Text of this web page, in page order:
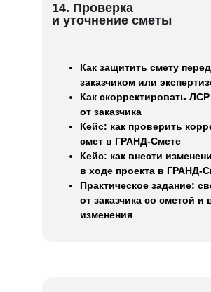
14. Проверка
и уточнение сметы
Как защитить смету перед
заказчиком или
Как скорректировать ЛСР
от заказчика
Кейс: как проверить
смет в ГРАНД-Смете
Кейс: как внести
в ходе проекта в ГРАНД-
Практическое задание:
от заказчика со сметой и
изменения